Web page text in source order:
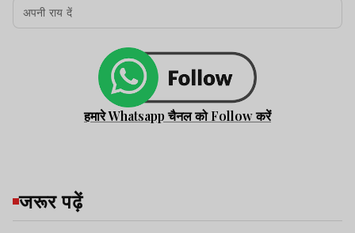
हमारे Whatsapp चैनल को Follow करें
जरूर पढ़ें